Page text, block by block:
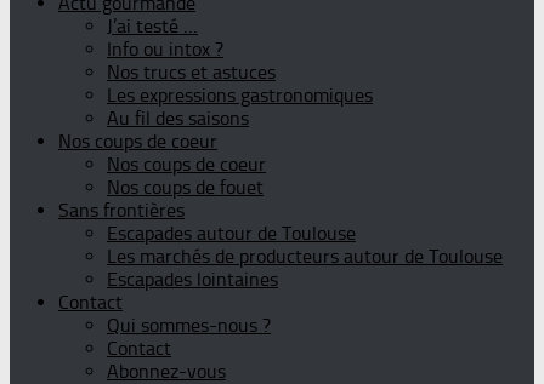
J’ai testé …
Info ou intox ?
Nos trucs et astuces
Les expressions gastronomiques
Au fil des saisons
Nos coups de coeur
Nos coups de coeur
Nos coups de fouet
Sans frontières
Escapades autour de Toulouse
Les marchés de producteurs autour de Toulouse
Escapades lointaines
Contact
Qui sommes-nous ?
Contact
Abonnez-vous